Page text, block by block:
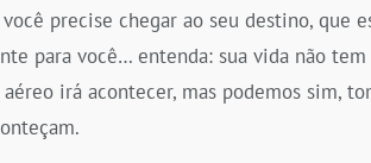
precise chegar ao seu destino, que
para você… entenda: sua vida não
irá acontecer, mas podemos sim,